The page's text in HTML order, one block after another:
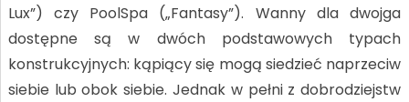
Lux”) czy PoolSpa („Fantasy”). Wanny dla dwojga
dostępne są w dwóch podstawowych typach
konstrukcyjnych: kąpiący się mogą siedzieć naprzeciw
siebie lub obok siebie. Jednak w pełni z dobrodziejstw